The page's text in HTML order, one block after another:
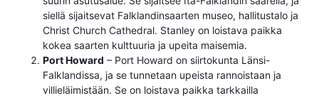
siellä sijaitsevat Falklandinsaarten museo, hallitustalo ja
Christ Church Cathedral. Stanley on loistava paikka
kokea saarten kulttuuria ja upeita maisemia.
Port Howard – Port Howard on siirtokunta Länsi-
Falklandissa, ja se tunnetaan upeista rannoistaan ​​ja
villieläimistään. Se on loistava paikka tarkkailla